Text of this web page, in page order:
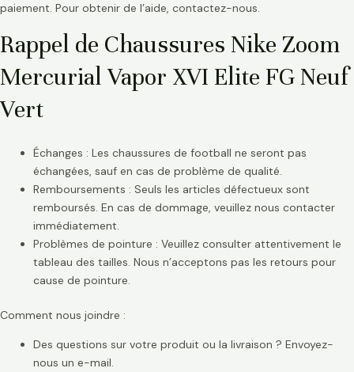
paiement. Pour obtenir de l’aide, contactez-nous.
Rappel de Chaussures Nike Zoom
Mercurial Vapor XVI Elite FG Neuf
Vert
Échanges : Les chaussures de football ne seront pas
échangées, sauf en cas de problème de qualité.
Remboursements : Seuls les articles défectueux sont
remboursés. En cas de dommage, veuillez nous contacter
immédiatement.
Problèmes de pointure : Veuillez consulter attentivement le
tableau des tailles. Nous n’acceptons pas les retours pour
cause de pointure.
Comment nous joindre :
Des questions sur votre produit ou la livraison ? Envoyez-
nous un e-mail.